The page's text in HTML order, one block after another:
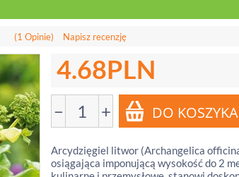
(1 Opinie) Napisz recenzję
4.68PLN
− +
Arcydzięgiel litwor (Archangelica
osiągająca imponującą wysokość do 2